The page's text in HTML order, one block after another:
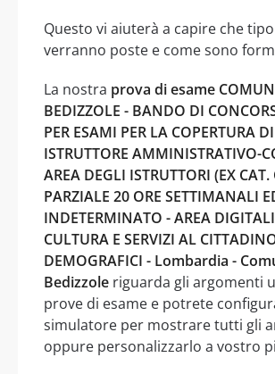
Questo vi aiuterà a capire che
verranno poste e come sono
La nostra prova di esame
BEDIZZOLE - BANDO DI
PER ESAMI PER LA COPERTURA
ISTRUTTORE AMMINISTRATIVO-
AREA DEGLI ISTRUTTORI (EX
PARZIALE 20 ORE SETTIMANALI
INDETERMINATO - AREA
CULTURA E SERVIZI AL
DEMOGRAFICI - Lombardia -
Bedizzole riguarda gli argomenti
prove di esame e potrete
simulatore per mostrare tutti gli
oppure personalizzarlo a vostro